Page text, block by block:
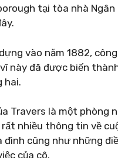
tại tòa nhà Ngân
vào năm 1882,
này đã được biến
hai.
Travers là một phòng
nhiều thông tin về
đình cũng như những
của cô.